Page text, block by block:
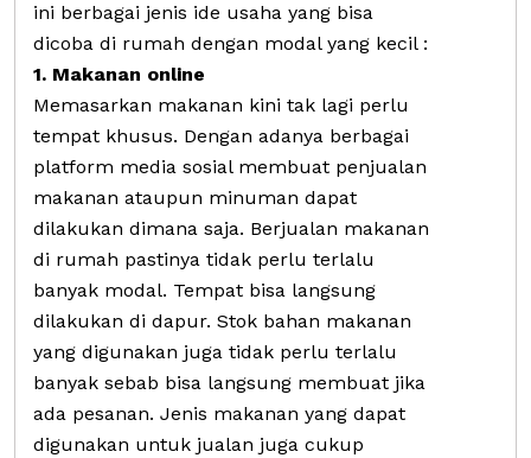
ini berbagai jenis ide usaha yang bisa
dicoba di rumah dengan modal yang kecil :
1. Makanan online
Memasarkan makanan kini tak lagi perlu
tempat khusus. Dengan adanya berbagai
platform media sosial membuat penjualan
makanan ataupun minuman dapat
dilakukan dimana saja. Berjualan makanan
di rumah pastinya tidak perlu terlalu
banyak modal. Tempat bisa langsung
dilakukan di dapur. Stok bahan makanan
yang digunakan juga tidak perlu terlalu
banyak sebab bisa langsung membuat jika
ada pesanan. Jenis makanan yang dapat
digunakan untuk jualan juga cukup